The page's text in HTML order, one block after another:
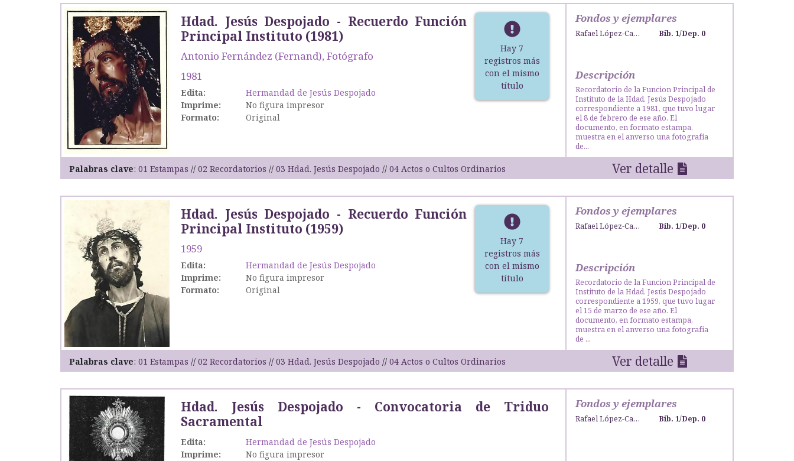
Hay 7
registros más
con el mismo
título
Hdad. Jesús Despojado - Recuerdo Función
Principal Instituto (1981)
Antonio Fernández (Fernand), Fotógrafo
1981
Edita:
Hermandad de Jesús Despojado
Imprime:
No figura impresor
Formato:
Original
Fondos y ejemplares
Rafael López-Campos Bodineau Bib. 1/Dep. 0
Descripción
Recordatorio de la Funcion Principal de
Instituto de la Hdad. Jesús Despojado
correspondiente a 1981, que tuvo lugar
el 8 de febrero de ese año. El
documento, en formato estampa,
muestra en el anverso una fotografía
de...
Palabras clave 01 Estampas 02 Recordatorios 03 Hdad. Jesús Despojado 04 Actos o Cultos Ordinarios Ver detalle
Hay 7
registros más
con el mismo
título
Hdad. Jesús Despojado - Recuerdo Función
Principal Instituto (1959)
1959
Edita:
Hermandad de Jesús Despojado
Imprime:
No figura impresor
Formato:
Original
Fondos y ejemplares
Rafael López-Campos Bodineau Bib. 1/Dep. 0
Descripción
Recordatorio de la Funcion Principal de
Instituto de la Hdad. Jesús Despojado
correspondiente a 1959, que tuvo lugar
el 15 de marzo de ese año. El
documento, en formato estampa,
muestra en el anverso una fotografía
de ...
Palabras clave 01 Estampas 02 Recordatorios 03 Hdad. Jesús Despojado 04 Actos o Cultos Ordinarios Ver detalle
Hdad. Jesús Despojado - Convocatoria de Triduo
Sacramental
Edita:
Hermandad de Jesús Despojado
Imprime:
No figura impresor
Fondos y ejemplares
Rafael López-Campos Bodineau Bib. 1/Dep. 0